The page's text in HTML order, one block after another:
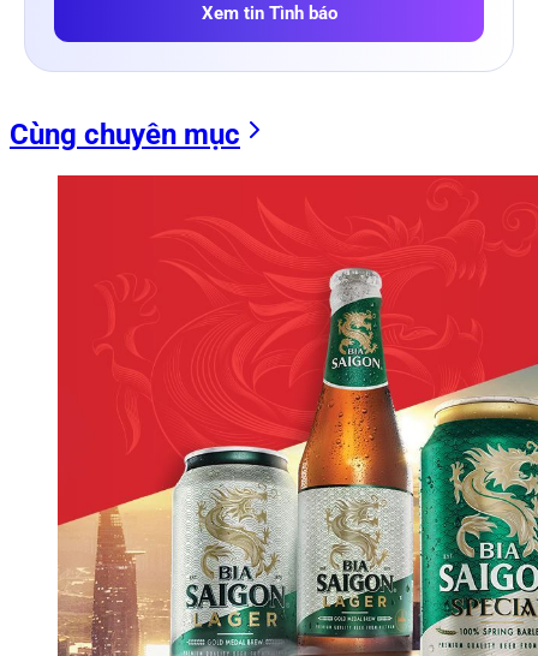
Xem tin Tình báo
Cùng chuyên mục